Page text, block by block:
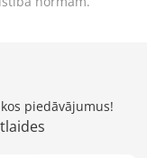
piedāvājumus!